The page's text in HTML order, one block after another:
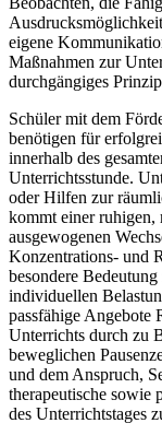
eigene
Maßnahmen zur
durchgängiges
Schüler mit dem
benötigen für
innerhalb des
Unterrichtsstunde.
oder Hilfen zur
kommt einer ruhigen,
ausgewogenen
Konzentrations- und
besondere
individuellen
passfähige Angebote
Unterrichts durch zu
beweglichen
und dem Anspruch,
therapeutische sowie
des Unterrichtstages